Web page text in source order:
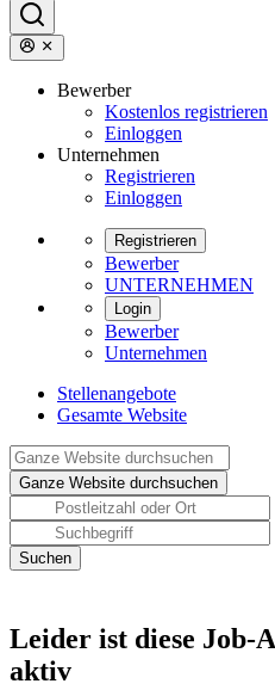
Bewerber
Kostenlos registrieren
Einloggen
Unternehmen
Registrieren
Einloggen
Registrieren
Bewerber
UNTERNEHMEN
Login
Bewerber
Unternehmen
Stellenangebote
Gesamte Website
Leider ist diese Job-
aktiv